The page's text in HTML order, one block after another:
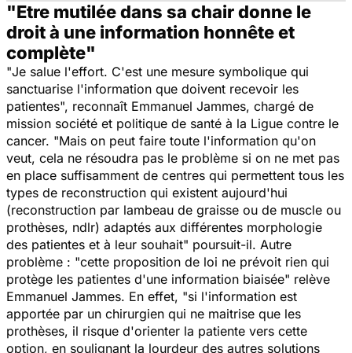
"Etre mutilée dans sa chair donne le
droit à une information honnête et
complète"
"Je salue l'effort. C'est une mesure symbolique qui
sanctuarise l'information que doivent recevoir les
patientes", reconnaît Emmanuel Jammes, chargé de
mission société et politique de santé à la Ligue contre le
cancer. "Mais on peut faire toute l'information qu'on
veut, cela ne résoudra pas le problème si on ne met pas
en place suffisamment de centres qui permettent tous les
types de reconstruction qui existent aujourd'hui
(reconstruction par lambeau de graisse ou de muscle ou
prothèses, ndlr) adaptés aux différentes morphologie
des patientes et à leur souhait" poursuit-il. Autre
problème : "cette proposition de loi ne prévoit rien qui
protège les patientes d'une information biaisée" relève
Emmanuel Jammes. En effet, "si l'information est
apportée par un chirurgien qui ne maitrise que les
prothèses, il risque d'orienter la patiente vers cette
option, en soulignant la lourdeur des autres solutions